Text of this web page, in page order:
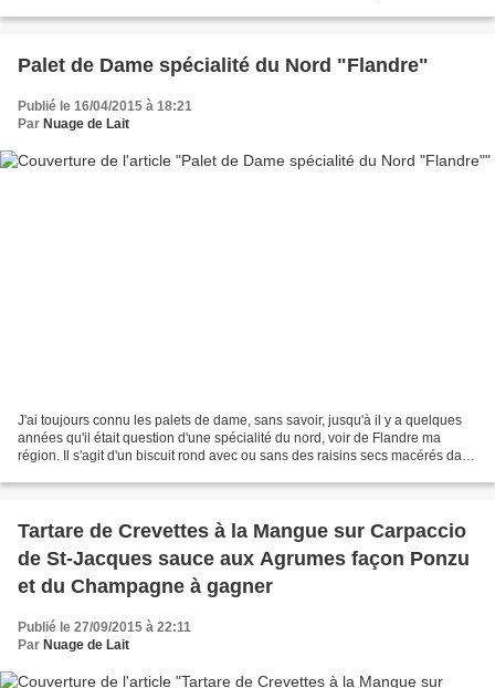
Palet de Dame spécialité du Nord "Flandre"
Publié le 16/04/2015 à 18:21
Par Nuage de Lait
J'ai toujours connu les palets de dame, sans savoir, jusqu'à il y a quelques
années qu'il était question d'une spécialité du nord, voir de Flandre ma
région. Il s'agit d'un biscuit rond avec ou sans des raisins secs macérés dans
Tartare de Crevettes à la Mangue sur Carpaccio
de St-Jacques sauce aux Agrumes façon Ponzu
et du Champagne à gagner
Publié le 27/09/2015 à 22:11
Par Nuage de Lait